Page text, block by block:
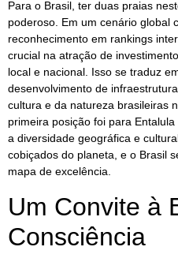
Para o Brasil, ter duas praias
poderoso. Em um cenário global
reconhecimento em rankings
crucial na atração de
local e nacional. Isso se traduz
desenvolvimento de
cultura e da natureza brasileiras
primeira posição foi para
a diversidade geográfica e
cobiçados do planeta, e o Brasil
mapa de excelência.
Um Convite à
Consciência